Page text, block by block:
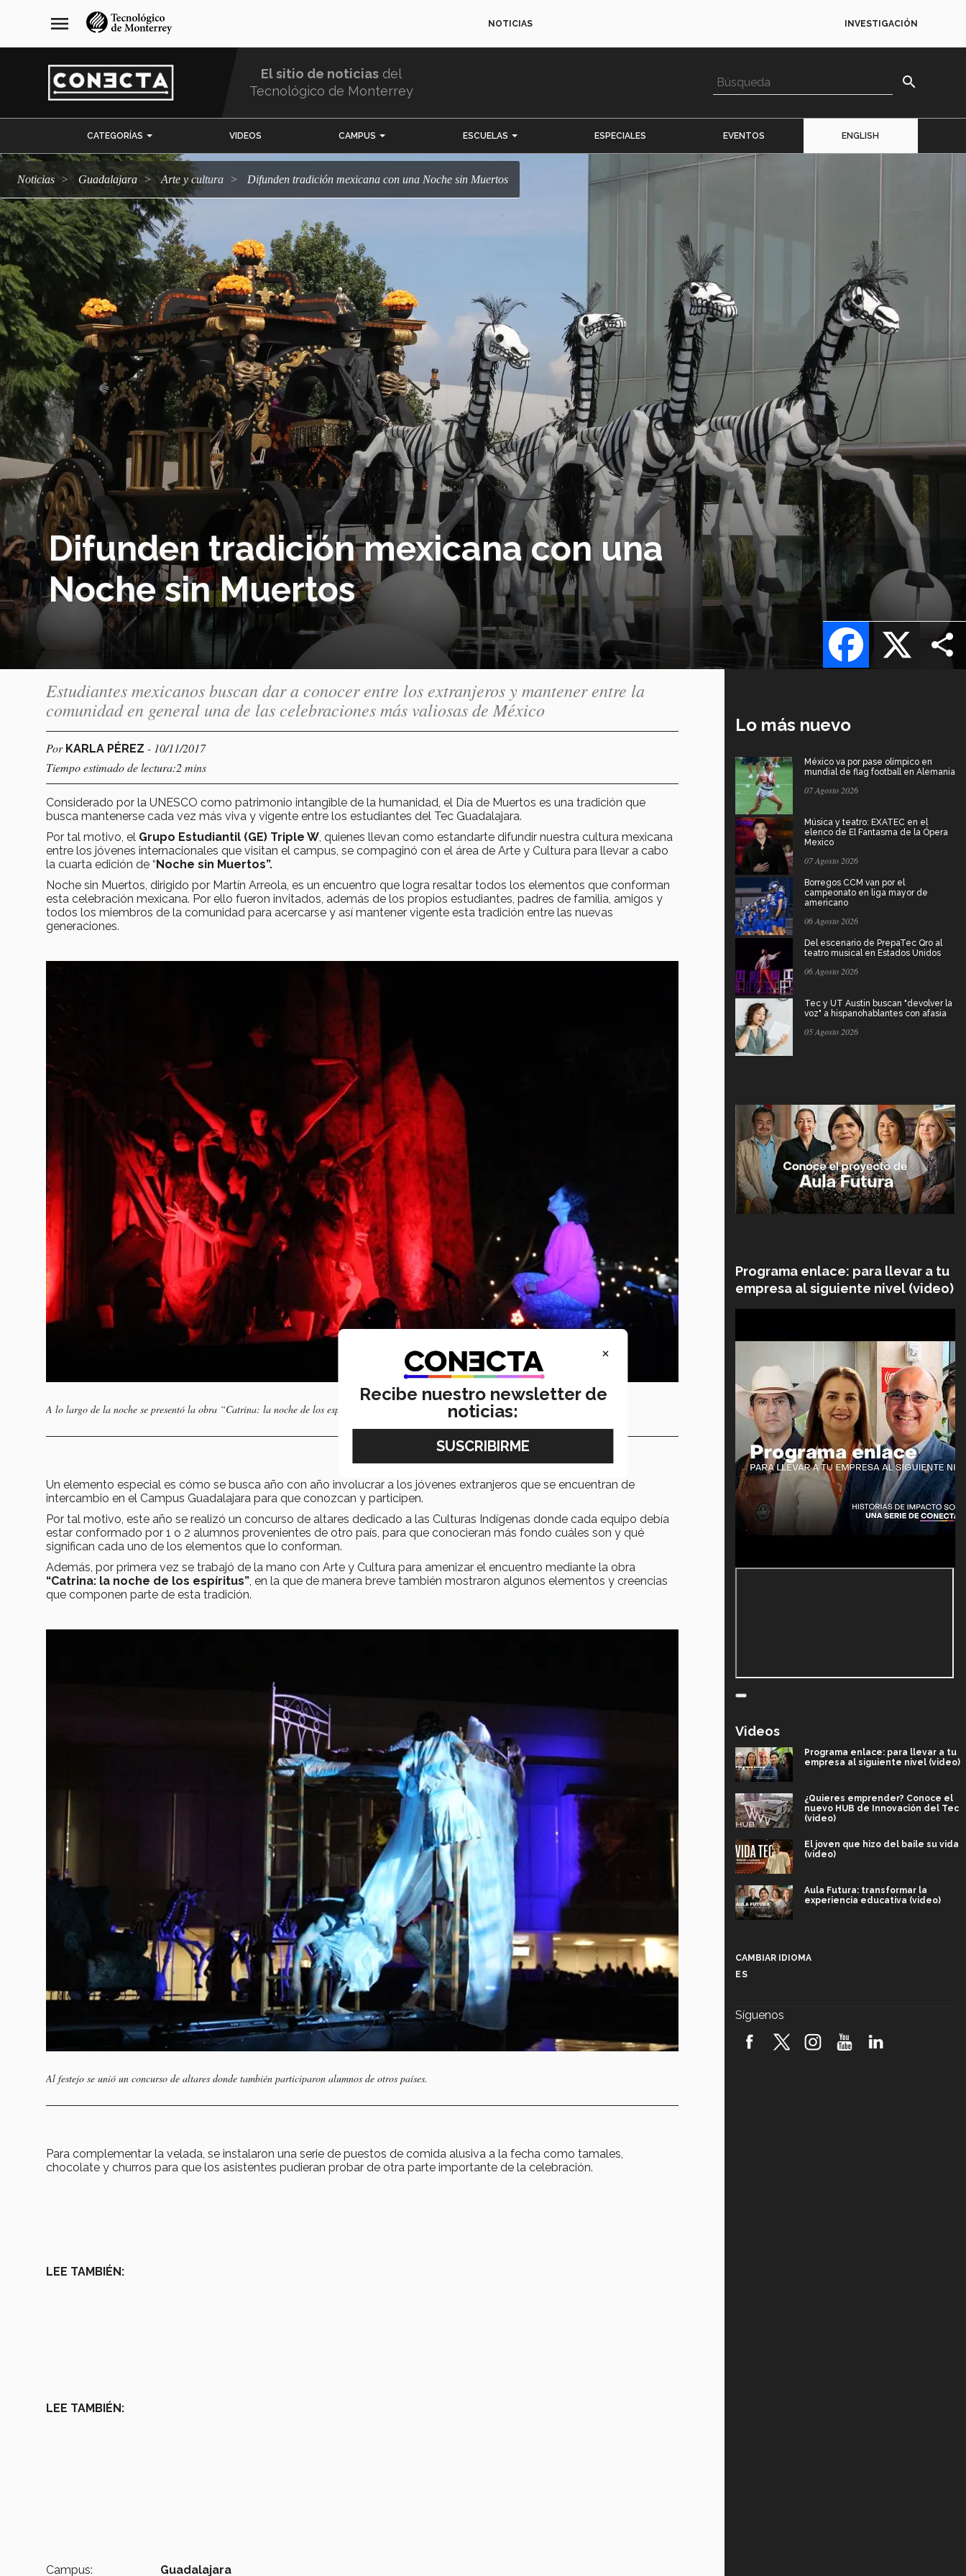
navegación
principal
menu NOTICIAS INVESTIGACIÓN
El sitio de noticias del
Tecnológico de Monterrey
search
CATEGORÍAS VIDEOS CAMPUS ESCUELAS ESPECIALES EVENTOS ENGLISH
Noticias Guadalajara arte y cultura Difunden tradición mexicana con una Noche sin Muertos
Difunden tradición mexicana con una
Noche sin Muertos
X
Facebook
Estudiantes mexicanos buscan dar a conocer entre los extranjeros y mantener entre la
comunidad en general una de las celebraciones más valiosas de México
Por KARLA PÉREZ - 10/11/2017
Tiempo estimado de lectura:2 mins
Considerado por la UNESCO como patrimonio intangible de la humanidad, el Día de Muertos es una tradición que
busca mantenerse cada vez más viva y vigente entre los estudiantes del Tec Guadalajara.
Por tal motivo, el Grupo Estudiantil (GE) Triple W , quienes llevan como estandarte difundir nuestra cultura mexicana
entre los jóvenes internacionales que visitan el campus, se compaginó con el área de Arte y Cultura para llevar a cabo
la cuarta edición de “Noche sin Muertos”.
Noche sin Muertos, dirigido por Martín Arreola, es un encuentro que logra resaltar todos los elementos que conforman
esta celebración mexicana. Por ello fueron invitados, además de los propios estudiantes, padres de familia, amigos y
todos los miembros de la comunidad para acercarse y así mantener vigente esta tradición entre las nuevas
generaciones.
A lo largo de la noche se presentó la obra “Catrina: la noche de los espíritus”.
Un elemento especial es cómo se busca año con año involucrar a los jóvenes extranjeros que se encuentran de
intercambio en el Campus Guadalajara para que conozcan y participen.
Por tal motivo, este año se realizó un concurso de altares dedicado a las Culturas Indígenas donde cada equipo debía
estar conformado por 1 o 2 alumnos provenientes de otro país, para que conocieran más fondo cuáles son y qué
significan cada uno de los elementos que lo conforman.
Además, por primera vez se trabajó de la mano con Arte y Cultura para amenizar el encuentro mediante la obra
“Catrina: la noche de los espíritus”, en la que de manera breve también mostraron algunos elementos y creencias
que componen parte de esta tradición.
Al festejo se unió un concurso de altares donde también participaron alumnos de otros países.
Para complementar la velada, se instalaron una serie de puestos de comida alusiva a la fecha como tamales,
chocolate y churros para que los asistentes pudieran probar de otra parte importante de la celebración.
LEE TAMBIÉN:
LEE TAMBIÉN:
Campus: Guadalajara
Lo más nuevo
México va por pase olímpico en
mundial de flag football en Alemania
07 Agosto 2026
Música y teatro: EXATEC en el
elenco de El Fantasma de la Ópera
Mexico
07 Agosto 2026
Borregos CCM van por el
campeonato en liga mayor de
americano
06 Agosto 2026
Del escenario de PrepaTec Qro al
teatro musical en Estados Unidos
06 Agosto 2026
Tec y UT Austin buscan "devolver la
voz" a hispanohablantes con afasia
05 Agosto 2026
Programa enlace: para llevar a tu
empresa al siguiente nivel (video)
Videos
Programa enlace: para llevar a tu
empresa al siguiente nivel (video)
¿Quieres emprender? Conoce el
nuevo HUB de Innovación del Tec
(video)
El joven que hizo del baile su vida
(video)
Aula Futura: transformar la
experiencia educativa (video)
robótica FIRST 2026! (video)
CAMBIAR IDIOMA
ES
Síguenos
×
Recibe nuestro newsletter de
noticias: